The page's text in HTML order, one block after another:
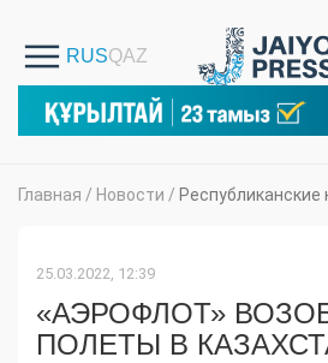
Главная / Новости / Республиканские
25.03.2022, 12:39
«АЭРОФЛОТ»
ПОЛЕТЫ В